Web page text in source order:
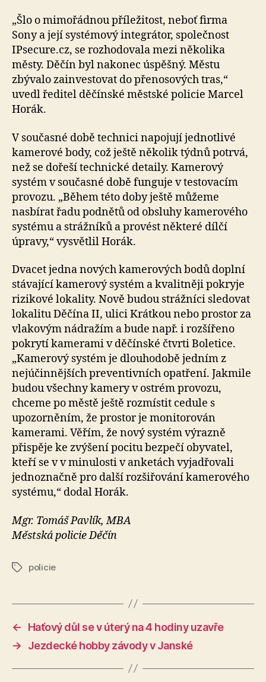
„Šlo o mimořádnou příležitost, neboť firma
Sony a její systémový integrátor, společnost
IPsecure.cz, se rozhodovala mezi několika
městy. Děčín byl nakonec úspěšný. Městu
zbývalo zainvestovat do přenosových tras,“
uvedl ředitel děčínské městské policie Marcel
Horák.
V současné době technici napojují jednotlivé
kamerové body, což ještě několik týdnů potrvá,
než se dořeší technické detaily. Kamerový
systém v současné době funguje v testovacím
provozu. „Během této doby ještě můžeme
nasbírat řadu podnětů od obsluhy kamerového
systému a strážníků a provést některé dílčí
úpravy,“ vysvětlil Horák.
Dvacet jedna nových kamerových bodů doplní
stávající kamerový systém a kvalitněji pokryje
rizikové lokality. Nově budou strážníci sledovat
lokalitu Děčína II, ulici Krátkou nebo prostor za
vlakovým nádražím a bude např. i rozšířeno
pokrytí kamerami v děčínské čtvrti Boletice.
„Kamerový systém je dlouhodobě jedním z
nejúčinnějších preventivních opatření. Jakmile
budou všechny kamery v ostrém provozu,
chceme po městě ještě rozmístit cedule s
upozorněním, že prostor je monitorován
kamerami. Věřím, že nový systém výrazně
přispěje ke zvýšení pocitu bezpečí obyvatel,
kteří se v v minulosti v anketách vyjadřovali
jednoznačně pro další rozšiřování kamerového
systému,“ dodal Horák.
Mgr. Tomáš Pavlík, MBA
Městská policie Děčín
Štítkypolicie
←
Haťový důl se v úterý na 4 hodiny uzavře
→
Jezdecké hobby závody v Janské